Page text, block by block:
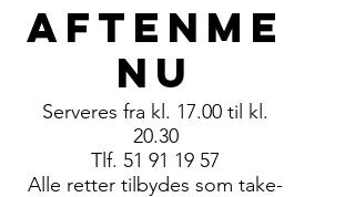
Aftenme
nu
Serveres fra kl. 17.00 til kl.
20.30
Tlf. 51 91 19 57
Alle retter tilbydes som take-